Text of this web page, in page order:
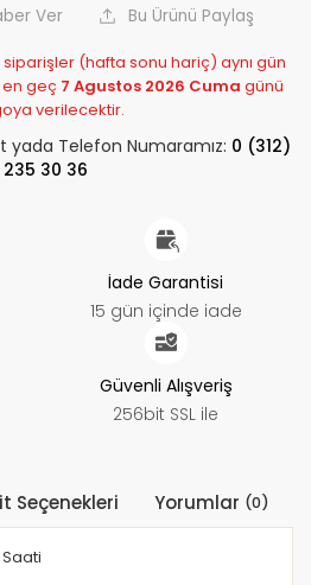
Ver Bu Ürünü Paylaş
(hafta sonu hariç) aynı gün
en geç 7 Agustos 2026 Cuma günü
verilecektir.
yada Telefon Numaramız: 0 (312)
235 30 36
İade Garantisi
15 gün içinde iade
Güvenli Alışveriş
256bit SSL ile
Seçenekleri Yorumlar (0)
Saati